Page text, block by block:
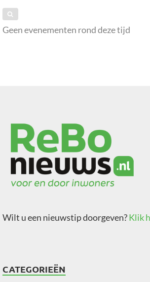
Geen evenementen rond deze tijd
Wilt u een nieuwstip doorgeven?Klik
CATEGORIEËN